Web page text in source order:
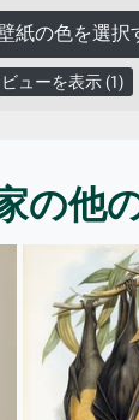
の色を選択
ビューを表示 (1)
の他